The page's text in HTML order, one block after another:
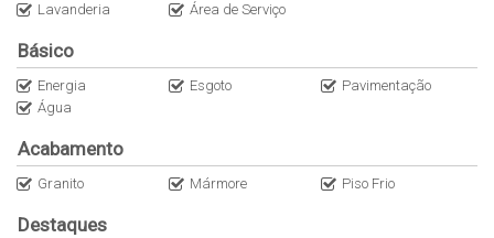
Entre em contato para mais informações e agendamento de
visitas.
Os valores poderão sofrer alterações sem aviso prévio.
CRECI: 34875J.
Lavanderia
Área de Serviço
Básico
Energia Esgoto
Pavimentação
Água
Acabamento
Granito Mármore Piso Frio
Destaques